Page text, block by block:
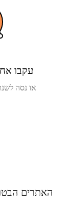
עקבו
או נסה
האתרים